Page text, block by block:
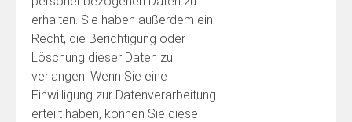
erhalten. Sie haben außerdem ein
Recht, die Berichtigung oder
Löschung dieser Daten zu
verlangen. Wenn Sie eine
Einwilligung zur Datenverarbeitung
erteilt haben, können Sie diese